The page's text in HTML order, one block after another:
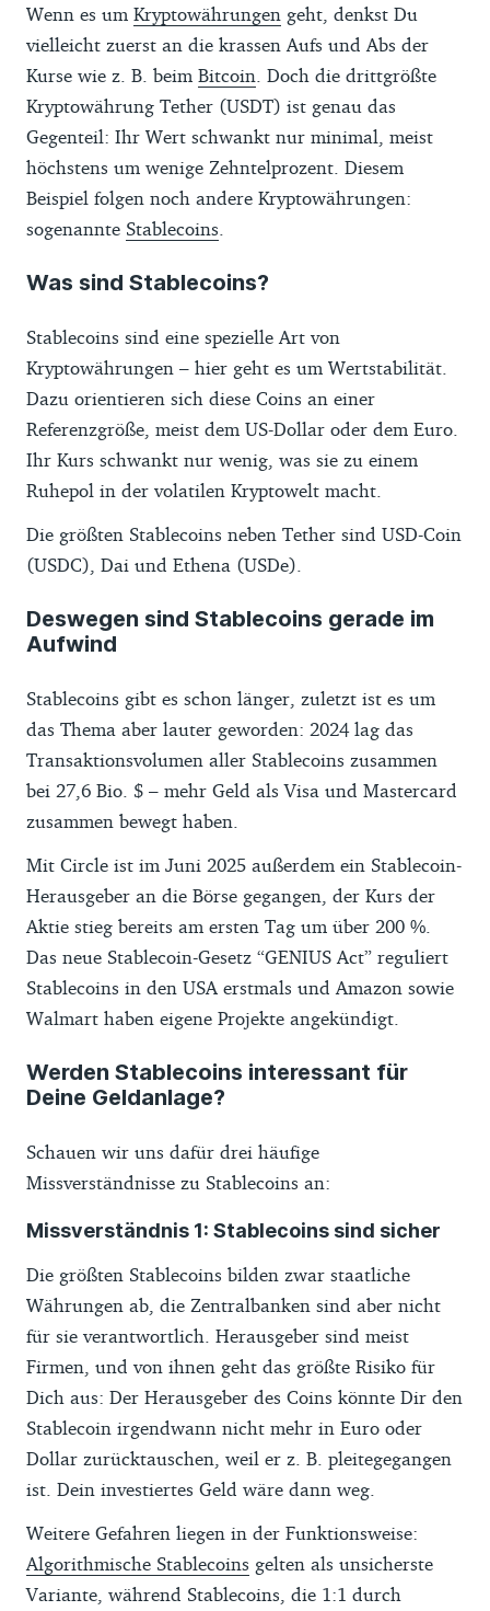
Wenn es um Kryptowährungen geht, denkst Du
vielleicht zuerst an die krassen Aufs und Abs der
Kurse wie z. B. beim Bitcoin . Doch die drittgrößte
Kryptowährung Tether (USDT) ist genau das
Gegenteil: Ihr Wert schwankt nur minimal, meist
höchstens um wenige Zehntelprozent. Diesem
Beispiel folgen noch andere Kryptowährungen:
sogenannte Stablecoins
Was sind Stablecoins?
Stablecoins sind eine spezielle Art von
Kryptowährungen – hier geht es um Wertstabilität.
Dazu orientieren sich diese Coins an einer
Referenzgröße, meist dem US-Dollar oder dem Euro.
Ihr Kurs schwankt nur wenig, was sie zu einem
Ruhepol in der volatilen Kryptowelt macht.
Die größten Stablecoins neben Tether sind USD-Coin
(USDC), Dai und Ethena (USDe).
Deswegen sind Stablecoins gerade im
Aufwind
Stablecoins gibt es schon länger, zuletzt ist es um
das Thema aber lauter geworden: 2024 lag das
Transaktionsvolumen aller Stablecoins zusammen
bei 27,6 Bio. $ – mehr Geld als Visa und Mastercard
zusammen bewegt haben.
Mit Circle ist im Juni 2025 außerdem ein Stablecoin-
Herausgeber an die Börse gegangen, der Kurs der
Aktie stieg bereits am ersten Tag um über 200 %.
Das neue Stablecoin-Gesetz “GENIUS Act” reguliert
Stablecoins in den USA erstmals und Amazon sowie
Walmart haben eigene Projekte angekündigt.
Werden Stablecoins interessant für
Deine Geldanlage?
Schauen wir uns dafür drei häufige
Missverständnisse zu Stablecoins an:
Missverständnis 1: Stablecoins sind sicher
Die größten Stablecoins bilden zwar staatliche
Währungen ab, die Zentralbanken sind aber nicht
für sie verantwortlich. Herausgeber sind meist
Firmen, und von ihnen geht das größte Risiko für
Dich aus: Der Herausgeber des Coins könnte Dir den
Stablecoin irgendwann nicht mehr in Euro oder
Dollar zurücktauschen, weil er z. B. pleitegegangen
ist. Dein investiertes Geld wäre dann weg.
Weitere Gefahren liegen in der Funktionsweise:
Algorithmische Stablecoins gelten als unsicherste
Variante, während Stablecoins, die 1:1 durch